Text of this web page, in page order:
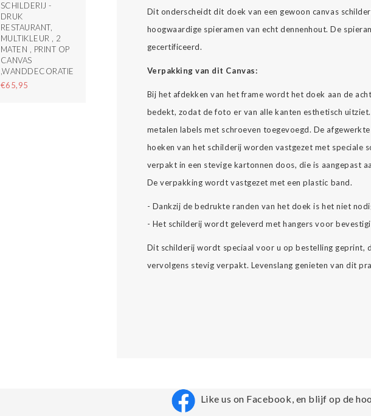
SCHILDERIJ -
DRUK
RESTAURANT,
MULTIKLEUR , 2
MATEN , PRINT OP
CANVAS
,WANDDECORATIE
€65,95
Dit onderscheidt dit doek van een gewoon canvas
hoogwaardige spieramen van echt dennenhout. De
gecertificeerd.
Verpakking van dit Canvas:
Bij het afdekken van het frame wordt het doek aan de
bedekt, zodat de foto er van alle kanten esthetisch
metalen labels met schroeven toegevoegd. De
hoeken van het schilderij worden vastgezet met speciale
verpakt in een stevige kartonnen doos, die is aangepast
De verpakking wordt vastgezet met een plastic band.
- Dankzij de bedrukte randen van het doek is het niet
- Het schilderij wordt geleverd met hangers voor
Dit schilderij wordt speciaal voor u op bestelling geprint,
vervolgens stevig verpakt. Levenslang genieten van dit
Like us on Facebook, en blijf op de